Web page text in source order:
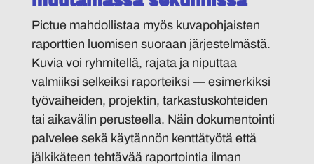
Pictue mahdollistaa myös kuvapohjaisten
raporttien luomisen suoraan järjestelmästä.
Kuvia voi ryhmitellä, rajata ja niputtaa
valmiiksi selkeiksi raporteiksi — esimerkiksi
työvaiheiden, projektin, tarkastuskohteiden
tai aikavälin perusteella. Näin dokumentointi
palvelee sekä käytännön kenttätyötä että
jälkikäteen tehtävää raportointia ilman